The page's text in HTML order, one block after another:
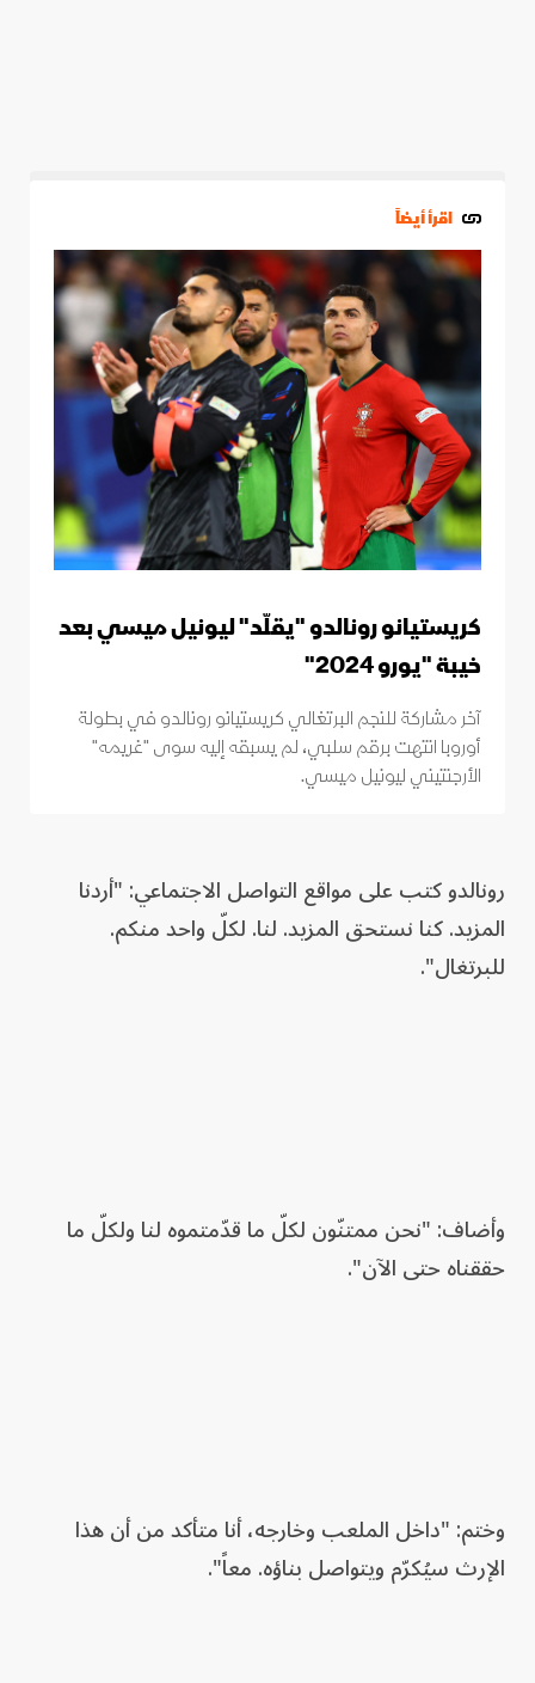
اقرأ أيضاً
كريستيانو رونالدو "يقلّد" ليونيل ميسي بعد
خيبة "يورو 2024"
آخر مشاركة للنجم البرتغالي كريستيانو رونالدو في بطولة
أوروبا انتهت برقم سلبي، لم يسبقه إليه سوى "غريمه"
الأرجنتيني ليونيل ميسي.
رونالدو كتب على مواقع التواصل الاجتماعي: "أردنا
المزيد. كنا نستحق المزيد. لنا. لكلّ واحد منكم.
للبرتغال".
وأضاف: "نحن ممتنّون لكلّ ما قدّمتموه لنا ولكلّ ما
حققناه حتى الآن".
وختم: "داخل الملعب وخارجه، أنا متأكد من أن هذا
الإرث سيُكرّم ويتواصل بناؤه. معاً".